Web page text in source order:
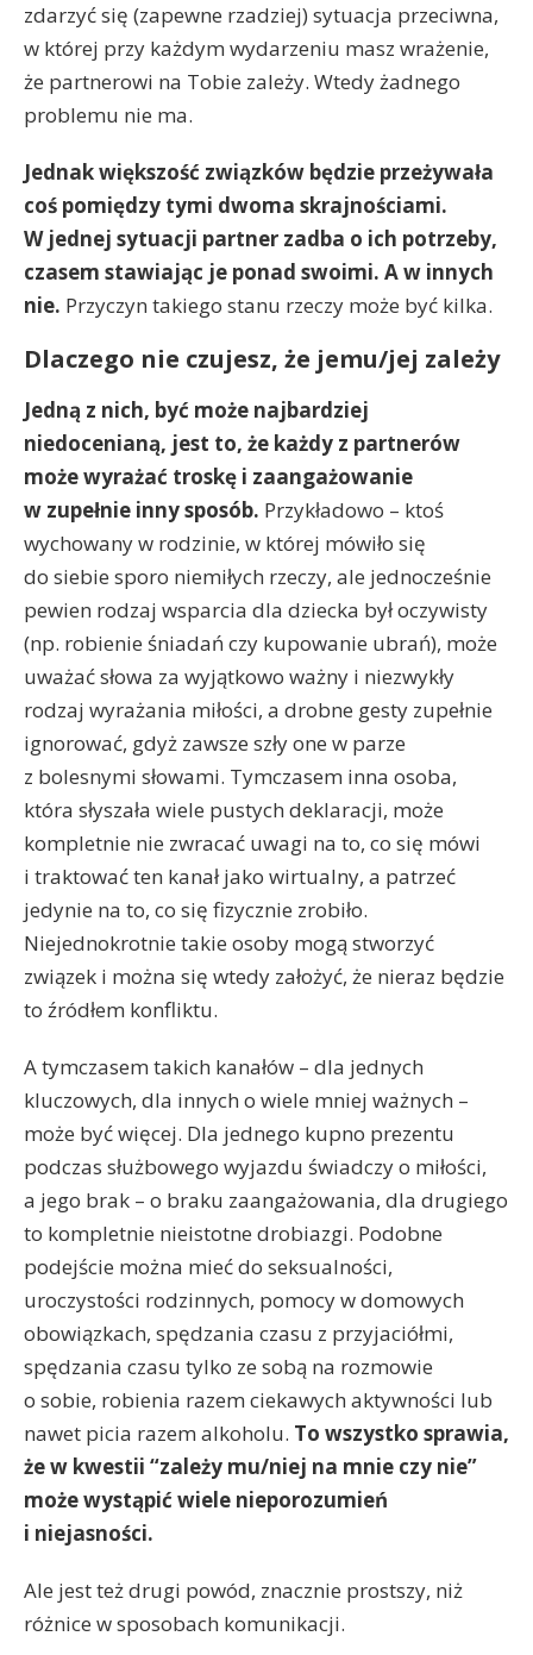
zdarzyć się (zapewne rzadziej) sytuacja przeciwna,
w której przy każdym wydarzeniu masz wrażenie,
że partnerowi na Tobie zależy. Wtedy żadnego
problemu nie ma.
Jednak większość związków będzie przeżywała
coś pomiędzy tymi dwoma skrajnościami.
W jednej sytuacji partner zadba o ich potrzeby,
czasem stawiając je ponad swoimi. A w innych
nie. Przyczyn takiego stanu rzeczy może być kilka.
Dlaczego nie czujesz, że jemu/jej zależy
Jedną z nich, być może najbardziej
niedocenianą, jest to, że każdy z partnerów
może wyrażać troskę i zaangażowanie
w zupełnie inny sposób. Przykładowo – ktoś
wychowany w rodzinie, w której mówiło się
do siebie sporo niemiłych rzeczy, ale jednocześnie
pewien rodzaj wsparcia dla dziecka był oczywisty
(np. robienie śniadań czy kupowanie ubrań), może
uważać słowa za wyjątkowo ważny i niezwykły
rodzaj wyrażania miłości, a drobne gesty zupełnie
ignorować, gdyż zawsze szły one w parze
z bolesnymi słowami. Tymczasem inna osoba,
która słyszała wiele pustych deklaracji, może
kompletnie nie zwracać uwagi na to, co się mówi
i traktować ten kanał jako wirtualny, a patrzeć
jedynie na to, co się fizycznie zrobiło.
Niejednokrotnie takie osoby mogą stworzyć
związek i można się wtedy założyć, że nieraz będzie
to źródłem konfliktu.
A tymczasem takich kanałów – dla jednych
kluczowych, dla innych o wiele mniej ważnych –
może być więcej. Dla jednego kupno prezentu
podczas służbowego wyjazdu świadczy o miłości,
a jego brak – o braku zaangażowania, dla drugiego
to kompletnie nieistotne drobiazgi. Podobne
podejście można mieć do seksualności,
uroczystości rodzinnych, pomocy w domowych
obowiązkach, spędzania czasu z przyjaciółmi,
spędzania czasu tylko ze sobą na rozmowie
o sobie, robienia razem ciekawych aktywności lub
nawet picia razem alkoholu. To wszystko sprawia,
że w kwestii “zależy mu/niej na mnie czy nie”
może wystąpić wiele nieporozumień
i niejasności.
Ale jest też drugi powód, znacznie prostszy, niż
różnice w sposobach komunikacji.